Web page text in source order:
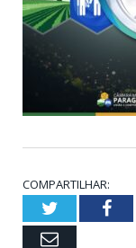
COMPARTILHAR:
Twitter
Email